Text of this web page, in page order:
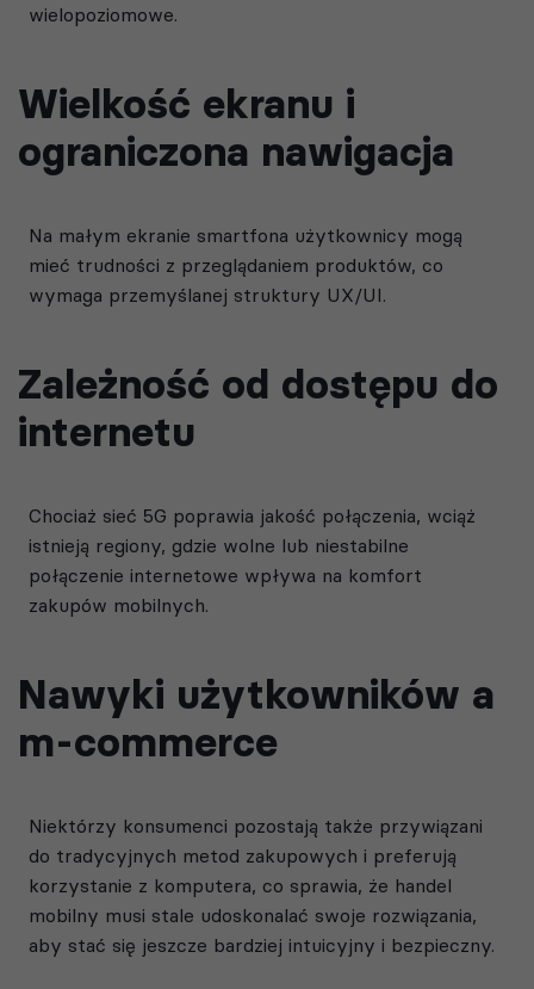
wielopoziomowe.
Wielkość ekranu i
ograniczona nawigacja
Na małym ekranie smartfona użytkownicy mogą
mieć trudności z przeglądaniem produktów, co
wymaga przemyślanej struktury UX/UI.
Zależność od dostępu do
internetu
Chociaż sieć 5G poprawia jakość połączenia, wciąż
istnieją regiony, gdzie wolne lub niestabilne
połączenie internetowe wpływa na komfort
zakupów mobilnych.
Nawyki użytkowników a
m-commerce
Niektórzy konsumenci pozostają także przywiązani
do tradycyjnych metod zakupowych i preferują
korzystanie z komputera, co sprawia, że handel
mobilny musi stale udoskonalać swoje rozwiązania,
aby stać się jeszcze bardziej intuicyjny i bezpieczny.